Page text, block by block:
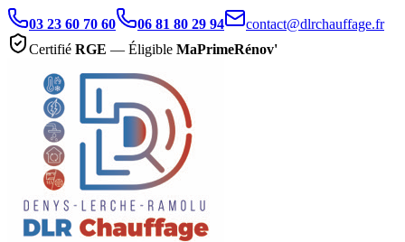
03 23 60 70 60 06 81 80 29 94
contact@dlrchauffage.fr
Certifié RGE — Éligible MaPrimeRénov'